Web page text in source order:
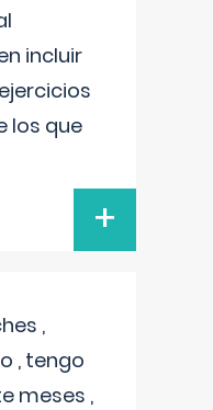
incluir
los que
+
,
, tengo
meses ,